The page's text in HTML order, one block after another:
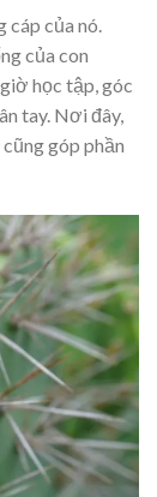
cáp của nó.
của con
học tập, góc
tay. Nơi đây,
góp phần